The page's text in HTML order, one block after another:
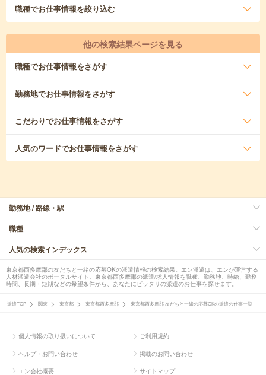
職種でお仕事情報を絞り込む
他の検索結果ページを見る
職種でお仕事情報をさがす
勤務地でお仕事情報をさがす
こだわりでお仕事情報をさがす
人気のワードでお仕事情報をさがす
勤務地 / 路線・駅
職種
人気の検索インデックス
東京都西多摩郡の友だちと一緒の応募OKの派遣情報の検索結果。エン派遣は、エンが運営する
人材派遣会社のポータルサイト。東京都西多摩郡の派遣/求人情報を職種、勤務地、時給、勤務
時間、長期・短期などの希望条件から、あなたにピッタリの派遣のお仕事を探せます。
派遣TOP 関東 東京都 東京都西多摩郡 東京都西多摩郡 友だちと一緒の応募OKの派遣の仕事一覧
個人情報の取り扱いについて ご利用規約
ヘルプ・お問い合わせ 掲載のお問い合わせ
エン会社概要 サイトマップ